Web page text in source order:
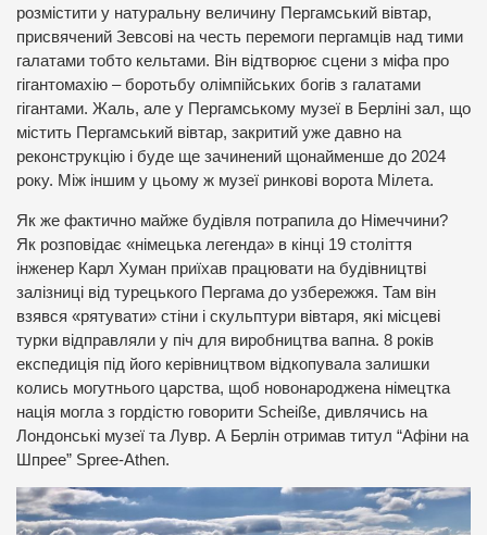
розмістити у натуральну величину Пергамський вівтар,
присвячений Зевсові на честь перемоги пергамців над тими
галатами тобто кельтами. Він відтворює сцени з міфа про
гігантомахію – боротьбу олімпійських богів з галатами
гігантами. Жаль, але у Пергамському музеї в Берліні зал, що
містить Пергамський вівтар, закритий уже давно на
реконструкцію і буде ще зачинений щонайменше до 2024
року. Між іншим у цьому ж музеї ринкові ворота Мілета.
Як же фактично майже будівля потрапила до Німеччини?
Як розповідає «німецька легенда» в кінці 19 століття
інженер Карл Хуман приїхав працювати на будівництві
залізниці від турецького Пергама до узбережжя. Там він
взявся «рятувати» стіни і скульптури вівтаря, які місцеві
турки відправляли у піч для виробництва вапна. 8 років
експедиція під його керівництвом відкопувала залишки
колись могутнього царства, щоб новонароджена німецтка
нація могла з гордістю говорити Scheiße, дивлячись на
Лондонські музеї та Лувр. А Берлін отримав титул “Афіни на
Шпрее” Spree-Athen.